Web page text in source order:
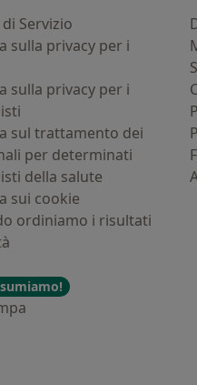
Servizio
sulla privacy per i
sulla privacy per i
sul trattamento dei
per determinati
della salute
sui cookie
ordiniamo i risultati